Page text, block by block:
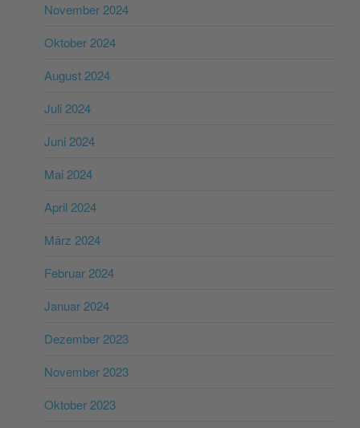
November 2024
Oktober 2024
August 2024
Juli 2024
Juni 2024
Mai 2024
April 2024
März 2024
Februar 2024
Januar 2024
Dezember 2023
November 2023
Oktober 2023